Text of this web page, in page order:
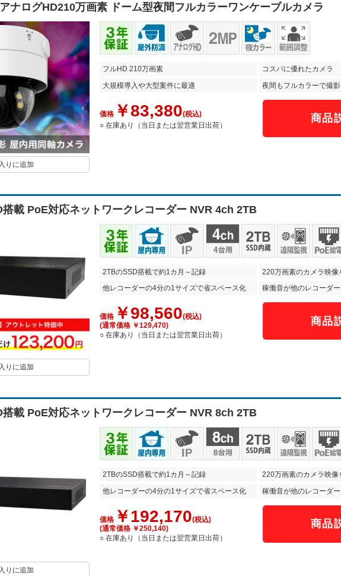
ナログHD210万画素 ドーム型夜間フルカラーワンケーブルカメラ
りに追加
フルHD 210万画素
コスパに優れたカメラ
大規模導入や大型案件に最適
夜間もフルカラーで撮影
価格￥83,380(税込)
○ 在庫あり（当日または翌営業日出荷）
商品
載 PoE対応ネットワークレコーダー NVR 4ch 2TB
りに追加
2TBのSSD搭載で約1カ月～記録
220万画素のカメラ映像
他レコーダーの4分の1サイズで省スペース化
稼働音が他のレコーダ
価格￥98,560(税込)
(通常価格 ￥129,470)
○ 在庫あり（当日または翌営業日出荷）
商品
載 PoE対応ネットワークレコーダー NVR 8ch 2TB
りに追加
2TBのSSD搭載で約1カ月～記録
220万画素のカメラ映像
他レコーダーの4分の1サイズで省スペース化
稼働音が他のレコーダ
価格￥192,170(税込)
(通常価格 ￥250,140)
○ 在庫あり（当日または翌営業日出荷）
商品